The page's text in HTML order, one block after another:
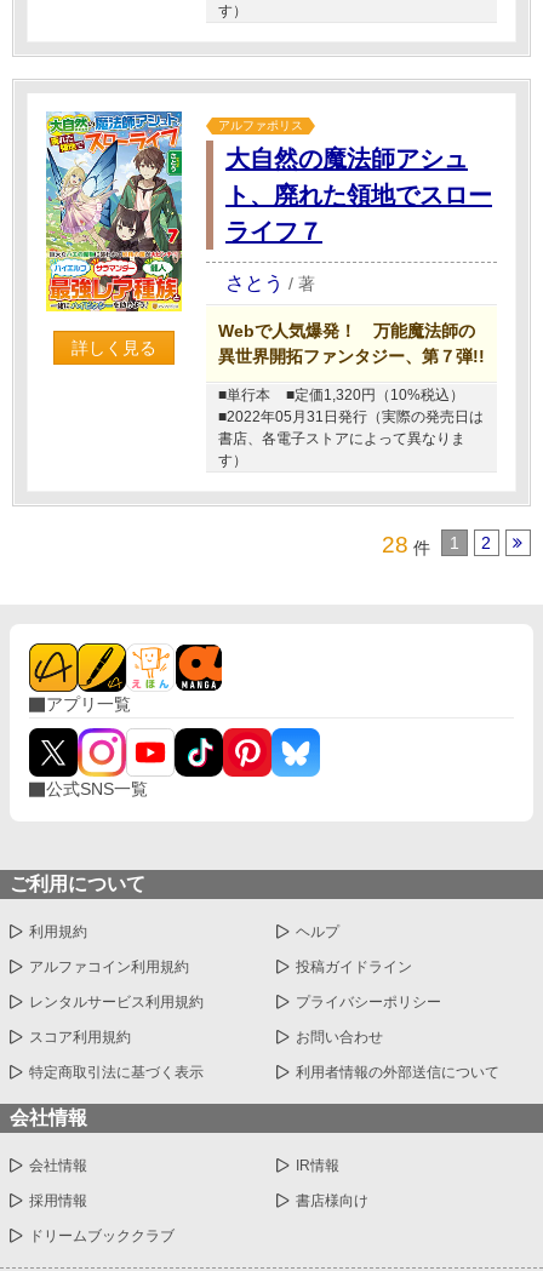
す）
詳しく見る
アルファポリス
大自然の魔法師アシュ
ト、廃れた領地でスロー
ライフ７
さとう / 著
Webで人気爆発！ 万能魔法師の
異世界開拓ファンタジー、第７弾!!
■単行本
■定価1,320円（10%税込）
■2022年05月31日発行（実際の発売日は
書店、各電子ストアによって異なりま
す）
28 件 1 2
アプリ一覧
公式SNS一覧
ご利用について
利用規約 ヘルプ
アルファコイン利用規約 投稿ガイドライン
レンタルサービス利用規約 プライバシーポリシー
スコア利用規約 お問い合わせ
特定商取引法に基づく表示 利用者情報の外部送信について
会社情報
会社情報 IR情報
採用情報 書店様向け
ドリームブッククラブ